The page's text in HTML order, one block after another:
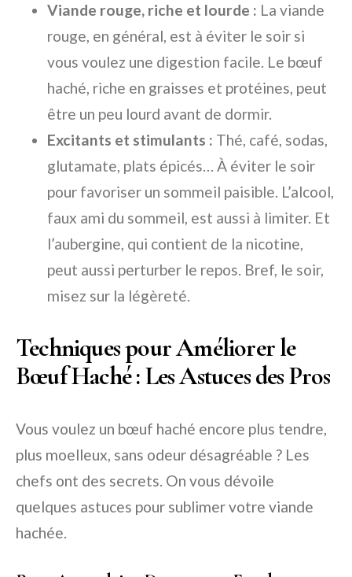
Viande rouge, riche et lourde : La viande
rouge, en général, est à éviter le soir si
vous voulez une digestion facile. Le bœuf
haché, riche en graisses et protéines, peut
être un peu lourd avant de dormir.
Excitants et stimulants : Thé, café, sodas,
glutamate, plats épicés… À éviter le soir
pour favoriser un sommeil paisible. L’alcool,
faux ami du sommeil, est aussi à limiter. Et
l’aubergine, qui contient de la nicotine,
peut aussi perturber le repos. Bref, le soir,
misez sur la légèreté.
Techniques pour Améliorer le
Bœuf Haché : Les Astuces des Pros
Vous voulez un bœuf haché encore plus tendre,
plus moelleux, sans odeur désagréable ? Les
chefs ont des secrets. On vous dévoile
quelques astuces pour sublimer votre viande
hachée.